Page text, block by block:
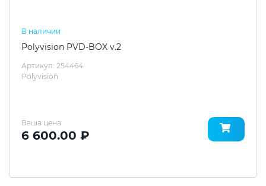
В наличии
Polyvision PVD-BOX v.2
Артикул: 254464
Polyvision
Ваша цена
6 600.00 ₽